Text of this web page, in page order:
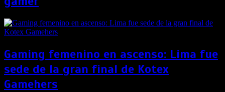
Gaming femenino en ascenso: Lima fue
sede de la gran final de Kotex
Gamehers